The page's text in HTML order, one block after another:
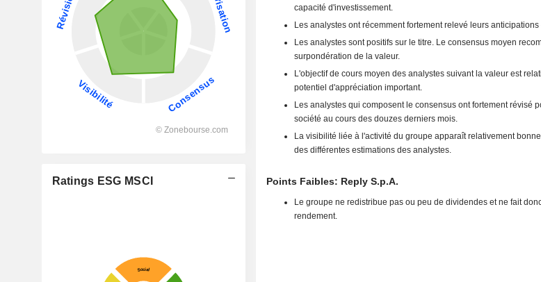
Ratings ESG MSCI
capacité d'investissement.
Les analystes ont récemment fortement relevé leurs
Les analystes sont positifs sur le titre. Le consensus moyen
surpondération de la valeur.
L'objectif de cours moyen des analystes suivant la valeur est
potentiel d'appréciation important.
Les analystes qui composent le consensus ont fortement révisé
société au cours des douzes derniers mois.
La visibilité liée à l'activité du groupe apparaît relativement
des différentes estimations des analystes.
Points Faibles: Reply S.p.A.
Le groupe ne redistribue pas ou peu de dividendes et ne fait
rendement.